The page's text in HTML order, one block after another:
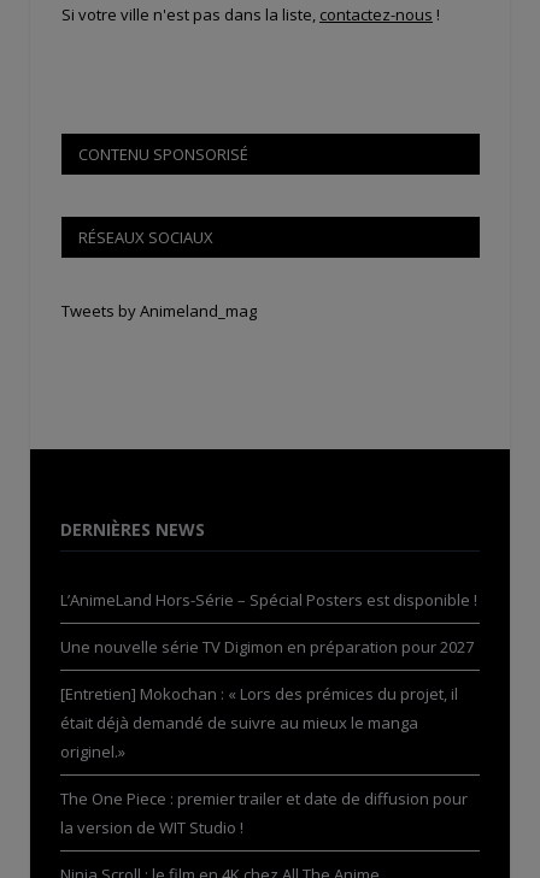
Si votre ville n'est pas dans la liste, contactez-nous !
CONTENU SPONSORISÉ
RÉSEAUX SOCIAUX
Tweets by Animeland_mag
DERNIÈRES NEWS
L’AnimeLand Hors-Série – Spécial Posters est disponible !
Une nouvelle série TV Digimon en préparation pour 2027
[Entretien] Mokochan : « Lors des prémices du projet, il
était déjà demandé de suivre au mieux le manga
originel.»
The One Piece : premier trailer et date de diffusion pour
la version de WIT Studio !